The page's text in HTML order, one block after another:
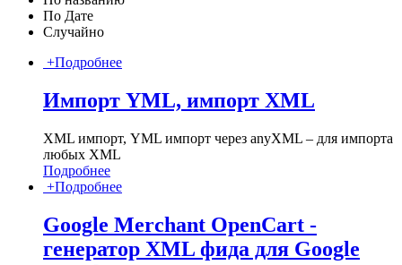
По Дате
Случайно
+Подробнее
Импорт YML, импорт XML
XML импорт, YML импорт через anyXML – для импорта
любых XML
Подробнее
+Подробнее
Google Merchant OpenCart -
генератор XML фида для Google